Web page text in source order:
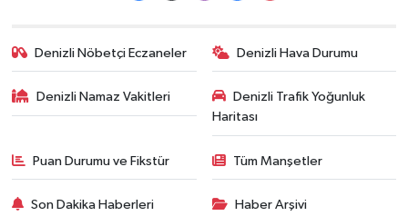
Denizli Nöbetçi Eczaneler Denizli Hava Durumu
Denizli Namaz Vakitleri
Denizli Trafik Yoğunluk
Haritası
Puan Durumu ve Fikstür Tüm Manşetler
Son Dakika Haberleri Haber Arşivi